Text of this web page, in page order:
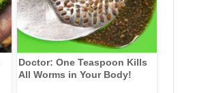
Doctor: One Teaspoon Kills
All Worms in Your Body!